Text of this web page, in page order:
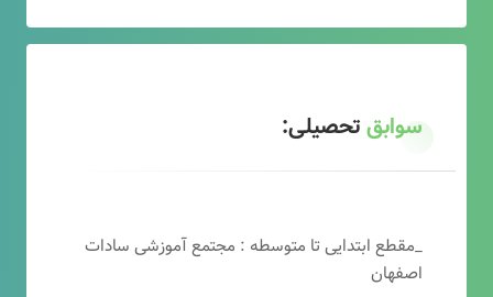
سوابقتحصیلی:
_مقطع ابتدایی تا متوسطه : مجتمع آموزشی سادات
اصفهان